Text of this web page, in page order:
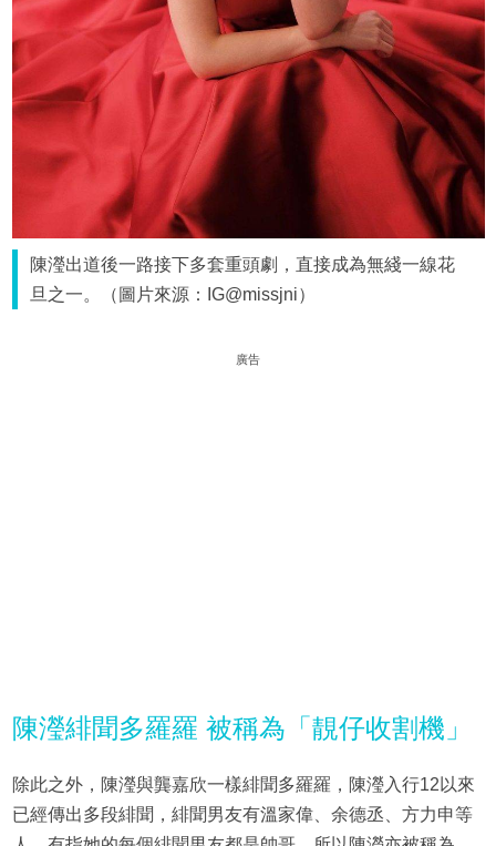
陳瀅出道後一路接下多套重頭劇，直接成為無綫一線花
旦之一。（圖片來源：IG@missjni）
廣告
陳瀅緋聞多羅羅 被稱為「靚仔收割機」
除此之外，陳瀅與龔嘉欣一樣緋聞多羅羅，陳瀅入行12以來
已經傳出多段緋聞，緋聞男友有溫家偉、余德丞、方力申等